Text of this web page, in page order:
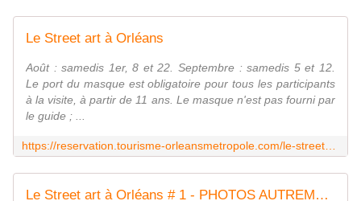
Le Street art à Orléans
Août : samedis 1er, 8 et 22. Septembre : samedis 5 et 12.
Le port du masque est obligatoire pour tous les participants
à la visite, à partir de 11 ans. Le masque n'est pas fourni par
le guide ; ...
Le Street art à Orléans # 1 - PHOTOS AUTREMENT avec Clodelle